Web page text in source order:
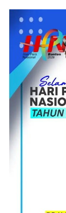
(Suprani)
Post Views: